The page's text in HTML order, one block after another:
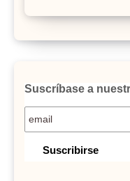
Suscríbase a